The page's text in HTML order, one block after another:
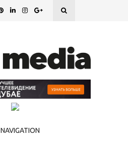
NAVIGATION